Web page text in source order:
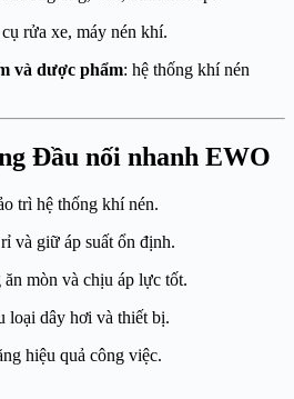
rửa xe, máy nén khí.
và dược phẩm: hệ thống khí nén
Đầu nối nhanh EWO
trì hệ thống khí nén.
và giữ áp suất ổn định.
mòn và chịu áp lực tốt.
loại dây hơi và thiết bị.
hiệu quả công việc.